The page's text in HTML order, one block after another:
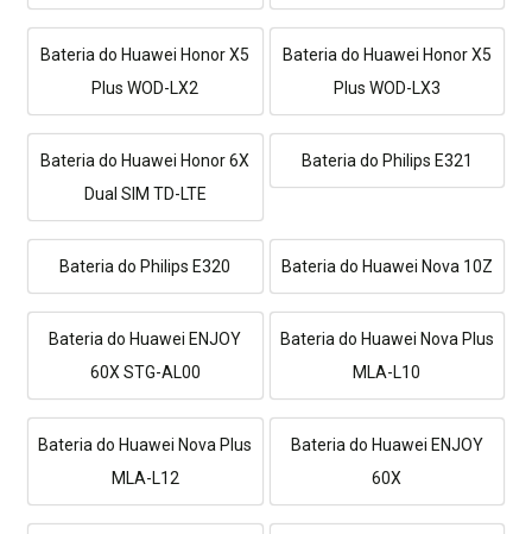
Bateria do Huawei Honor X5
Plus WOD-LX2
Bateria do Huawei Honor X5
Plus WOD-LX3
Bateria do Huawei Honor 6X
Dual SIM TD-LTE
Bateria do Philips E321
Bateria do Philips E320 Bateria do Huawei Nova 10Z
Bateria do Huawei ENJOY
60X STG-AL00
Bateria do Huawei Nova Plus
MLA-L10
Bateria do Huawei Nova Plus
MLA-L12
Bateria do Huawei ENJOY
60X